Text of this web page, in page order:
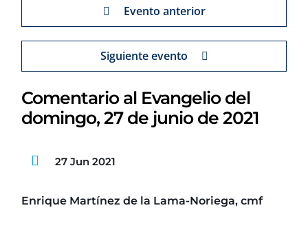
Evento anterior
Siguiente evento
Comentario al Evangelio del
domingo, 27 de junio de 2021
27 Jun 2021
Enrique Martínez de la Lama-Noriega, cmf